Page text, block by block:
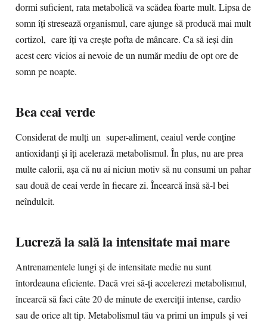
dormi suficient, rata metabolică va scădea foarte mult. Lipsa de
somn îţi stresează organismul, care ajunge să producă mai mult
cortizol, care îţi va creşte pofta de mâncare. Ca să ieşi din
acest cerc vicios ai nevoie de un număr mediu de opt ore de
somn pe noapte.
Bea ceai verde
Considerat de mulţi un super-aliment, ceaiul verde conţine
antioxidanţi şi îţi acelerază metabolismul. În plus, nu are prea
multe calorii, aşa că nu ai niciun motiv să nu consumi un pahar
sau două de ceai verde în fiecare zi. Încearcă însă să-l bei
neîndulcit.
Lucreză la sală la intensitate mai mare
Antrenamentele lungi şi de intensitate medie nu sunt
întordeauna eficiente. Dacă vrei să-ţi accelerezi metabolismul,
încearcă să faci câte 20 de minute de exerciţii intense, cardio
sau de orice alt tip. Metabolismul tău va primi un impuls şi vei